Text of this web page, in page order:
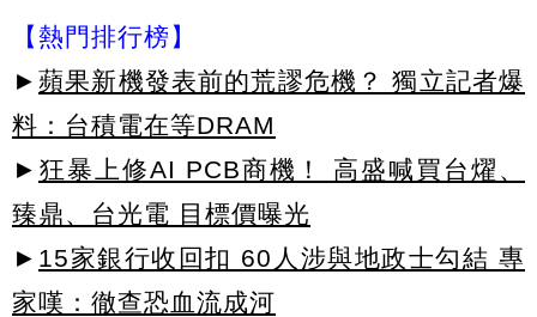
【熱門排行榜】
► 蘋果新機發表前的荒謬危機？ 獨立記者爆
料：台積電在等DRAM
► 狂暴上修AI PCB商機！ 高盛喊買台燿、
臻鼎、台光電 目標價曝光
► 15家銀行收回扣 60人涉與地政士勾結 專
家嘆：徹查恐血流成河